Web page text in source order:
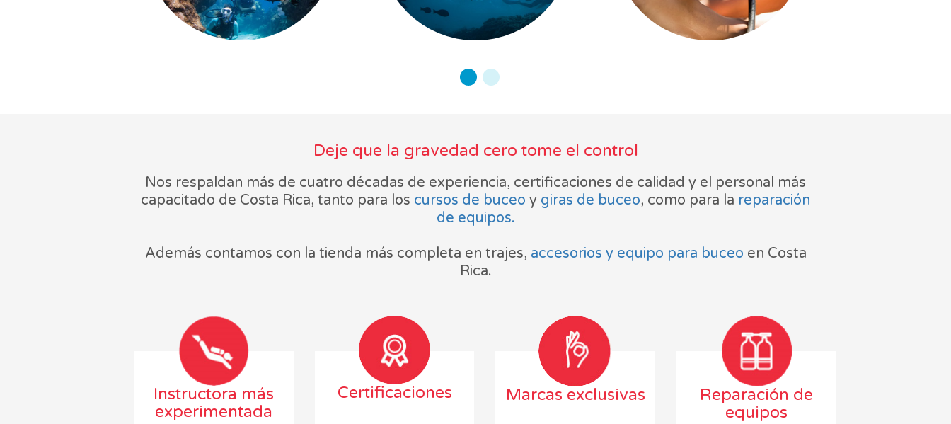
Deje que la gravedad cero tome el control
Nos respaldan más de cuatro décadas de experiencia, certificaciones de calidad y el personal más
capacitado de Costa Rica, tanto para los cursos de buceo y giras de buceo, como para la reparación
de equipos.
Además contamos con la tienda más completa en trajes, accesorios y equipo para buceo en Costa
Rica.
Instructora más
experimentada
Certificaciones Marcas exclusivas
Reparación de
equipos